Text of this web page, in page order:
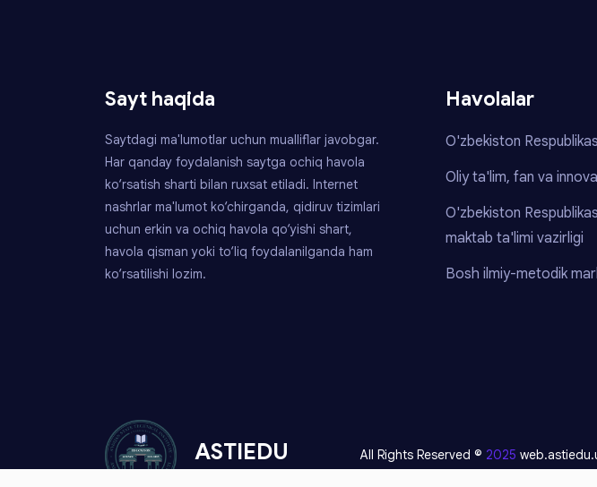
Sayt haqida
Saytdagi ma'lumotlar uchun mualliflar javobgar.
Har qanday foydalanish saytga ochiq havola
ko‘rsatish sharti bilan ruxsat etiladi. Internet
nashrlar ma'lumot ko‘chirganda, qidiruv tizimlari
uchun erkin va ochiq havola qo‘yishi shart,
havola qisman yoki to‘liq foydalanilganda ham
ko‘rsatilishi lozim.
Havolalar
O'zbekiston
Oliy ta'lim, fan va
O'zbekiston
maktab ta'limi vazirligi
Bosh ilmiy-metodik
ASTIEDU All Rights Reserved © 2025